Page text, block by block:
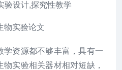
验设计,探究性教学
资源都不够丰富，具有一
实验相关器材相对短缺，